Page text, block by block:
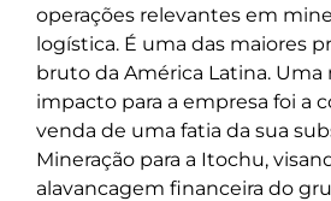
operações relevantes em
logística. É uma das maiores
bruto da América Latina.
impacto para a empresa foi a
venda de uma fatia da sua
Mineração para a Itochu,
alavancagem financeira do